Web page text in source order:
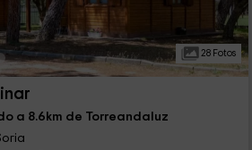
28 Fotos
a 8.6km de Torreandaluz